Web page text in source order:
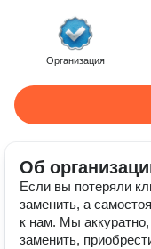
Организация
Об
Если вы потеряли
заменить, а
к нам. Мы
заменить,